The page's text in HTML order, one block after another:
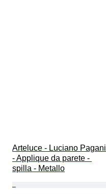
Arteluce - Luciano Pagani
- Applique da parete -
spilla - Metallo